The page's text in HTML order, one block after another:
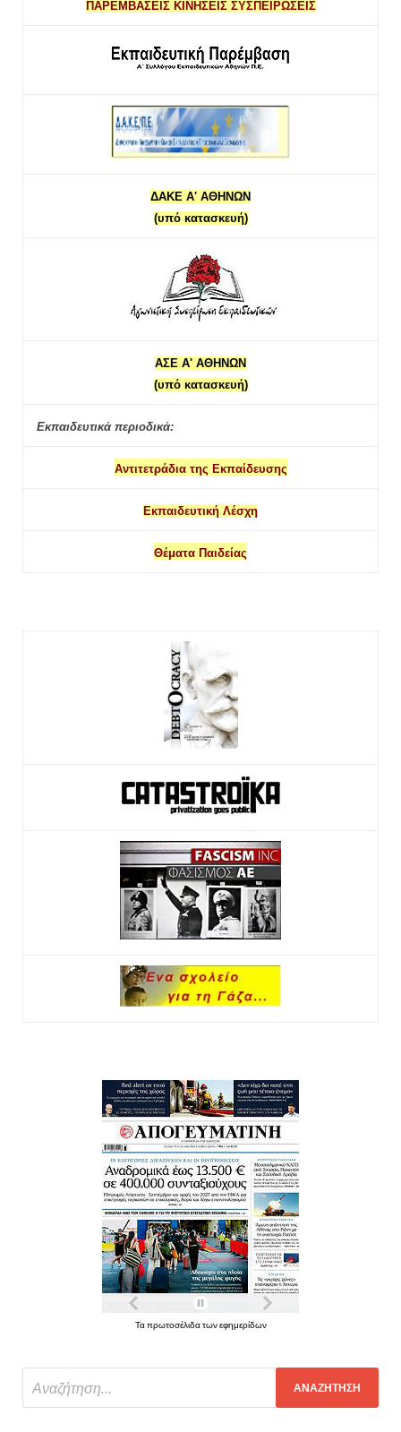
ΠΑΡΕΜΒΑΣΕΙΣ ΚΙΝΗΣΕΙΣ ΣΥΣΠΕΙΡΩΣΕΙΣ
ΔΑΚΕ Α' ΑΘΗΝΩΝ
(υπό κατασκευή)
ΑΣΕ Α' ΑΘΗΝΩΝ
(υπό κατασκευή)
Εκπαιδευτικά περιοδικά:
Αντιτετράδια της Εκπαίδευσης
Εκπαιδευτική Λέσχη
Θέματα Παιδείας
Τα πρωτοσέλιδα των εφημερίδων